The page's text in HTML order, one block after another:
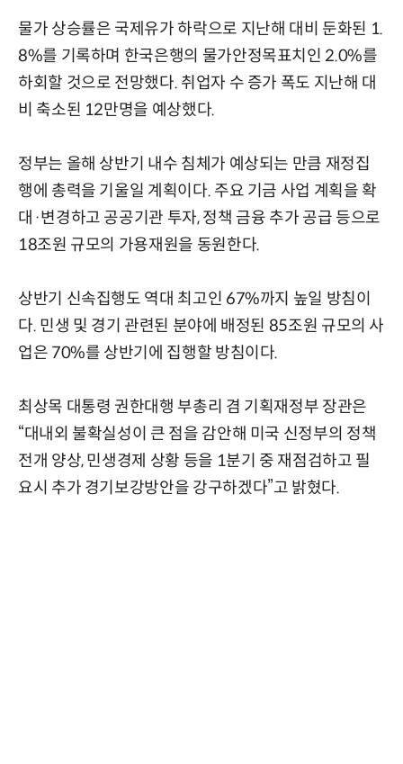
물가 상승률은 국제유가 하락으로 지난해 대비 둔화된 1.
8%를 기록하며 한국은행의 물가안정목표치인 2.0%를
하회할 것으로 전망했다. 취업자 수 증가 폭도 지난해 대
비 축소된 12만명을 예상했다.
정부는 올해 상반기 내수 침체가 예상되는 만큼 재정집
행에 총력을 기울일 계획이다. 주요 기금 사업 계획을 확
대·변경하고 공공기관 투자, 정책 금융 추가 공급 등으로
18조원 규모의 가용재원을 동원한다.
상반기 신속집행도 역대 최고인 67%까지 높일 방침이
다. 민생 및 경기 관련된 분야에 배정된 85조원 규모의 사
업은 70%를 상반기에 집행할 방침이다.
최상목 대통령 권한대행 부총리 겸 기획재정부 장관은
“대내외 불확실성이 큰 점을 감안해 미국 신정부의 정책
전개 양상, 민생경제 상황 등을 1분기 중 재점검하고 필
요시 추가 경기보강방안을 강구하겠다”고 밝혔다.